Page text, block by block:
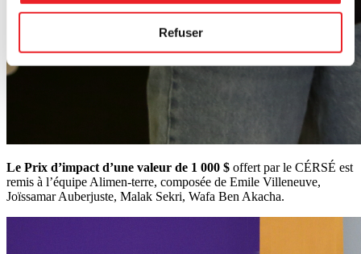
Refuser
Le Prix d’impact d’une valeur de 1 000 $ offert par le CÉRSÉ est
remis à l’équipe Alimen-terre, composée de Emile Villeneuve,
Joïssamar Auberjuste, Malak Sekri, Wafa Ben Akacha.